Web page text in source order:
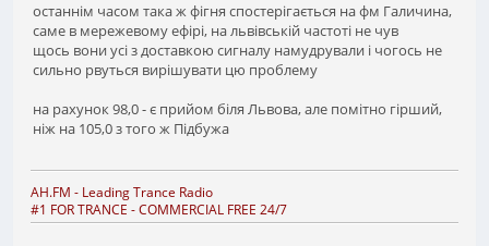
останнім часом така ж фігня спостерігається на фм Галичина,
саме в мережевому ефірі, на львівській частоті не чув
щось вони усі з доставкою сигналу намудрували і чогось не
сильно рвуться вирішувати цю проблему
на рахунок 98,0 - є прийом біля Львова, але помітно гірший,
ніж на 105,0 з того ж Підбужа
AH.FM - Leading Trance Radio
#1 FOR TRANCE - COMMERCIAL FREE 24/7